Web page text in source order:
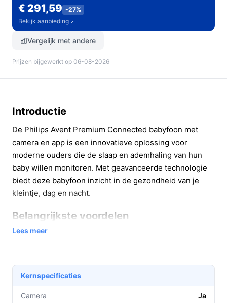
€ 291,59 -27%
Bekijk aanbieding
Vergelijk met andere
Prijzen bijgewerkt op 06-08-2026
Introductie
De Philips Avent Premium Connected babyfoon met
camera en app is een innovatieve oplossing voor
moderne ouders die de slaap en ademhaling van hun
baby willen monitoren. Met geavanceerde technologie
biedt deze babyfoon inzicht in de gezondheid van je
kleintje, dag en nacht.
Belangrijkste voordelen
Deze babyfoon biedt een scala aan voordelen die
baby.
Ademhalings- en slaapdetectie:
Lees meer
Kernspecificaties
Camera Ja